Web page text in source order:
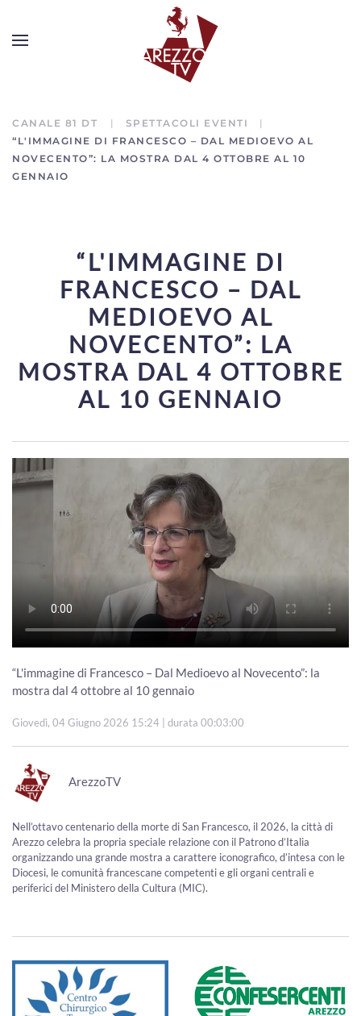
CANALE 81 DT
SPETTACOLI EVENTI
“L'IMMAGINE DI FRANCESCO – DAL MEDIOEVO AL
NOVECENTO”: LA MOSTRA DAL 4 OTTOBRE AL 10
GENNAIO
“L'IMMAGINE DI
FRANCESCO – DAL
MEDIOEVO AL
NOVECENTO”: LA
MOSTRA DAL 4 OTTOBRE
AL 10 GENNAIO
“L'immagine di Francesco – Dal Medioevo al Novecento”: la
mostra dal 4 ottobre al 10 gennaio
Giovedì, 04 Giugno 2026 15:24 | durata 00:03:00
ArezzoTV
Nell’ottavo centenario della morte di San Francesco, il 2026, la città di
Arezzo celebra la propria speciale relazione con il Patrono d’Italia
organizzando una grande mostra a carattere iconografico, d’intesa con le
Diocesi, le comunità francescane competenti e gli organi centrali e
periferici del Ministero della Cultura (MIC).